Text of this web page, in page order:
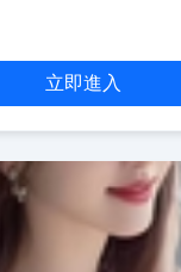
立即進入